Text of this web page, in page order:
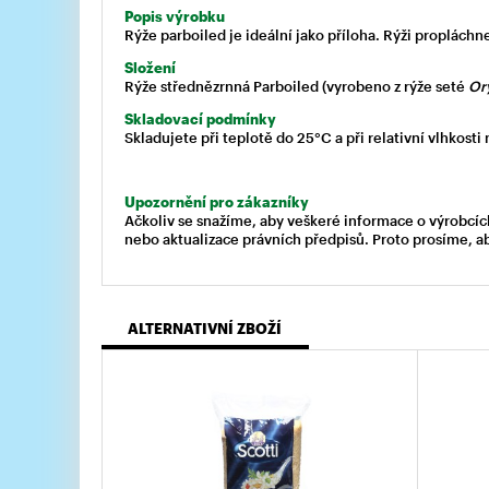
Popis výrobku
Rýže parboiled je ideální jako příloha. Rýži
Složení
Rýže střednězrnná Parboiled (vyrobeno z rýže seté
Skladovací podmínky
Skladujete při teplotě do 25°C a při relativní vlhkosti
Upozornění pro zákazníky
Ačkoliv se snažíme, aby veškeré informace o
nebo aktualizace právních předpisů. Proto prosíme,
ALTERNATIVNÍ ZBOŽÍ